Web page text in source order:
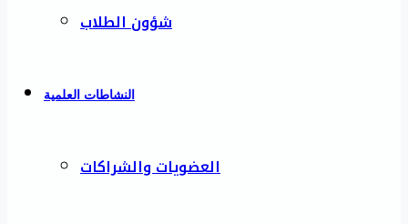
شؤون الطلاب
النشاطات العلمية
العضويات والشراكات